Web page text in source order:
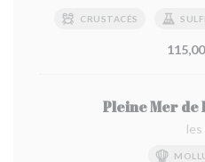
CRUSTACÉS
Pleine Mer de
les